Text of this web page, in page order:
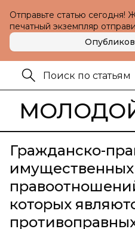
Отправьте статью сегодня!
печатный экземпляр
Гражданско-
имущественных
которых